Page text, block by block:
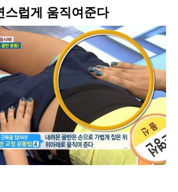
스럽게 움직여준다